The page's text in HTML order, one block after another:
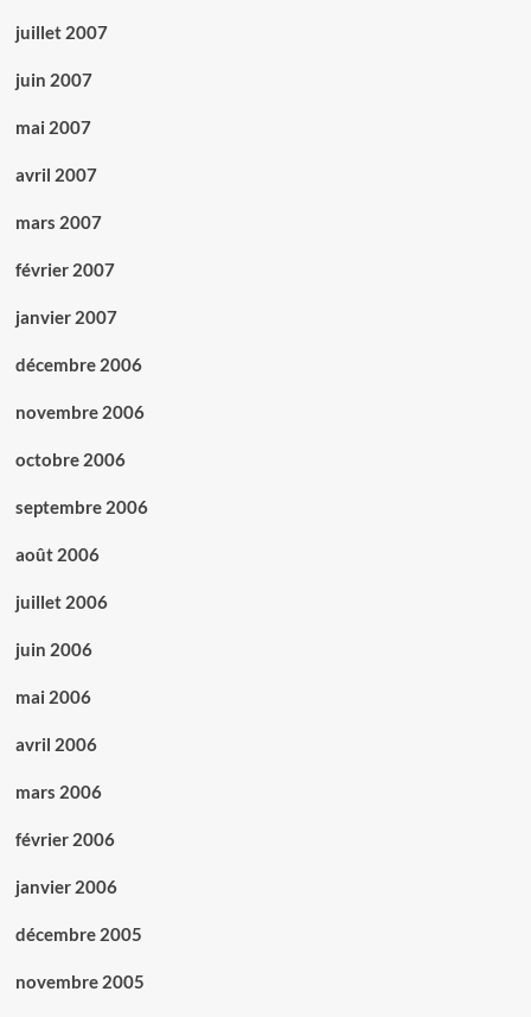
juillet 2007
juin 2007
mai 2007
avril 2007
mars 2007
février 2007
janvier 2007
décembre 2006
novembre 2006
octobre 2006
septembre 2006
août 2006
juillet 2006
juin 2006
mai 2006
avril 2006
mars 2006
février 2006
janvier 2006
décembre 2005
novembre 2005